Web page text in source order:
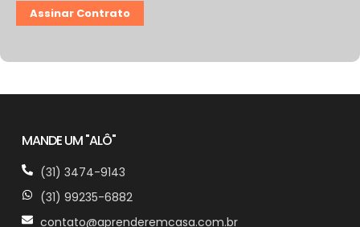
MANDE UM "ALÔ"
(31) 3474-9143
(31) 99235-6882
contato@aprenderemcasa.com.br